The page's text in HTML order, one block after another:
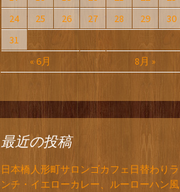
« 6月 8月 »
24
25 26 27 28 29
30
31
最近の投稿
日本橋人形町サロンゴカフェ日替わりラ
ンチ・イエローカレー、ルーローハン風